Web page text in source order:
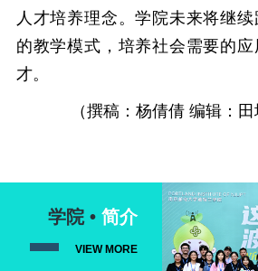
人才培养理念 。学院未来将继续
的教学模式，培养社会需要的应
才。
（撰稿：杨倩倩编辑：
学院 •简介
VIEW MORE